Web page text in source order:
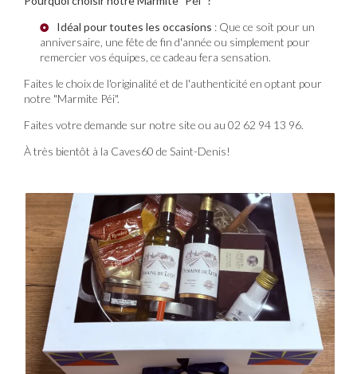
Idéal pour toutes les occasions : Que ce soit pour un
anniversaire, une fête de fin d'année ou simplement pour
remercier vos équipes, ce cadeau fera sensation.
Faites le choix de l'originalité et de l'authenticité en optant pour
notre "Marmite Péi".
Faites votre demande sur notre site ou au 02 62 94 13 96.
À très bientôt à la Caves60 de Saint-Denis!